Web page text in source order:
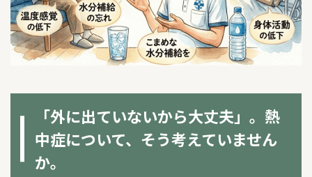
「外に出ていないから大丈夫」。熱
中症について、そう考えていません
か。